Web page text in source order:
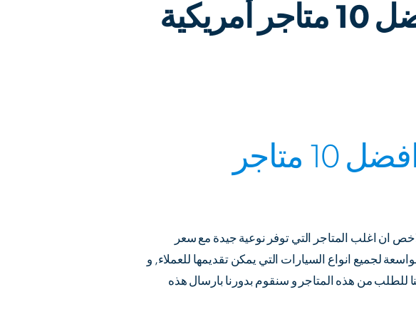
تسوق قطع غيار السيارات من أفضل 10 متاجر أمريكية
اطلب افضل القطع لسيارتك من افضل 10 متاجر
ان اغلب المتاجر التي توفر نوعية جيدة مع سعر
لجميع انواع السيارات التي يمكن تقديمها للعملاء, و
للطلب من هذه المتاجر و سنقوم بدورنا بارسال هذه